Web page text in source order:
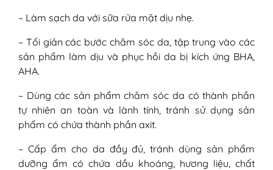
– Làm sạch da với sữa rửa mặt dịu nhẹ.
– Tối giản các bước chăm sóc da, tập trung vào các
sản phẩm làm dịu và phục hồi da bị kích ứng BHA,
AHA.
– Dùng các sản phẩm chăm sóc da có thành phần
tự nhiên an toàn và lành tính, tránh sử dụng sản
phẩm có chứa thành phần axit.
– Cấp ẩm cho da đầy đủ, tránh dùng sản phẩm
dưỡng ẩm có chứa dầu khoáng, hương liệu, chất